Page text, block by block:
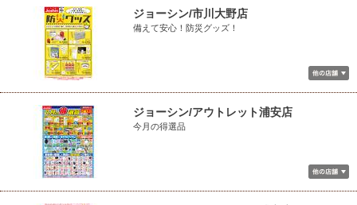
ジョーシン/市川大野店
備えて安心！防災グッズ！
ジョーシン/アウトレット浦安店
今月の得選品